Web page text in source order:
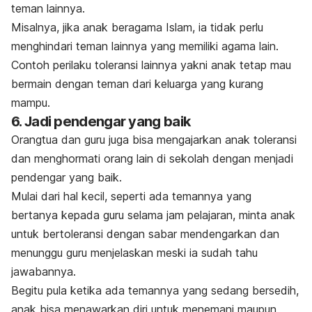
teman lainnya.
Misalnya, jika anak beragama Islam, ia tidak perlu
menghindari teman lainnya yang memiliki agama lain.
Contoh perilaku toleransi lainnya yakni anak tetap mau
bermain dengan teman dari keluarga yang kurang
mampu.
6. Jadi pendengar yang baik
Orangtua dan guru juga bisa mengajarkan anak toleransi
dan menghormati orang lain di sekolah dengan menjadi
pendengar yang baik.
Mulai dari hal kecil, seperti ada temannya yang
bertanya kepada guru selama jam pelajaran, minta anak
untuk bertoleransi dengan sabar mendengarkan dan
menunggu guru menjelaskan meski ia sudah tahu
jawabannya.
Begitu pula ketika ada temannya yang sedang bersedih,
anak bisa menawarkan diri untuk menemani maupun